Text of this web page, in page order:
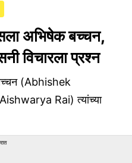
अभिषेक बच्चन,
विचारला प्रश्न
(Abhishek
Rai) त्यांच्या